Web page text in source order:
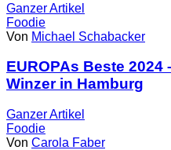
GanzerArtikel
Foodie
Von Michael Schabacker
EUROPAs Beste
Winzer in Hamburg
GanzerArtikel
Foodie
Von Carola Faber